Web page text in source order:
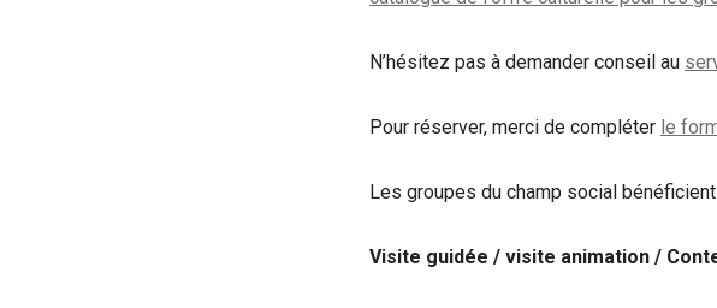
N’hésitez pas à demander conseil au
Pour réserver, merci de compléter le
Les groupes du champ social
Visite guidée / visite animation /